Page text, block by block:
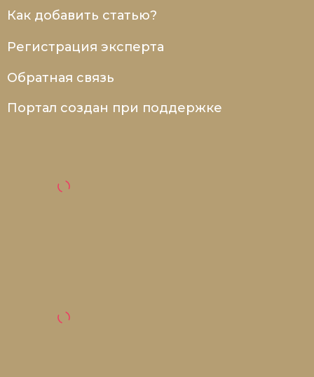
Как добавить статью?
Регистрация эксперта
Обратная связь
Портал создан при поддержке